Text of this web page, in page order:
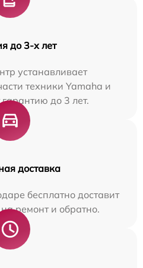
до 3-х лет
устанавливает
техники Yamaha и
до 3 лет.
доставка
бесплатно доставит
ремонт и обратно.